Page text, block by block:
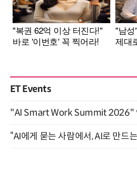
ET Events
"AI Smart Work Summit 2026"